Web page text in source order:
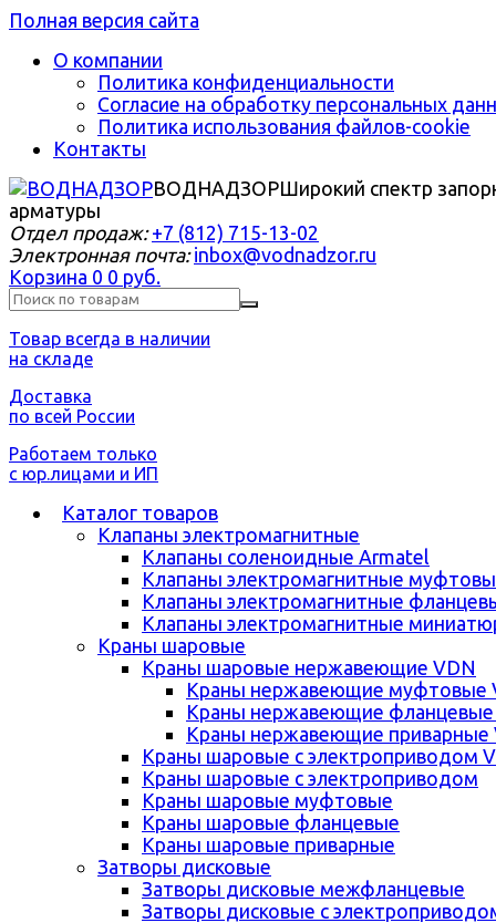
Полная версия сайта
О компании
Политика конфиденциальности
Согласие на обработку персональных
Политика использования файлов-cookie
Контакты
ВОДНАДЗОРШирокий спектр
арматуры
Отдел продаж: +7 (812) 715-13-02
Электронная почта: inbox@vodnadzor.ru
Корзина 0 0 руб.
Товар всегда в наличии
на складе
Доставка
по всей России
Работаем только
с юр.лицами и ИП
Каталог товаров
Клапаны электромагнитные
Клапаны соленоидные Armatel
Клапаны электромагнитные
Клапаны электромагнитные
Клапаны электромагнитные
Краны шаровые
Краны шаровые нержавеющие VDN
Краны нержавеющие муфтовые
Краны нержавеющие фланцевые
Краны нержавеющие приварные
Краны шаровые с электроприводом
Краны шаровые с электроприводом
Краны шаровые муфтовые
Краны шаровые фланцевые
Краны шаровые приварные
Затворы дисковые
Затворы дисковые межфланцевые
Затворы дисковые с